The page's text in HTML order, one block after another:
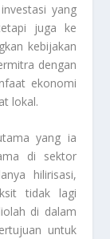
yang
juga ke
kebijakan
dengan
ekonomi
lokal.
yang ia
di sektor
hilirisasi,
tidak lagi
di dalam
untuk